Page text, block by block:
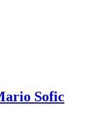
Sofic